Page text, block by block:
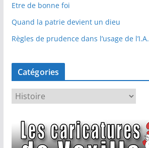
Etre de bonne foi
Quand la patrie devient un dieu
Règles de prudence dans l’usage de l’I.A.
Catégories
é
g